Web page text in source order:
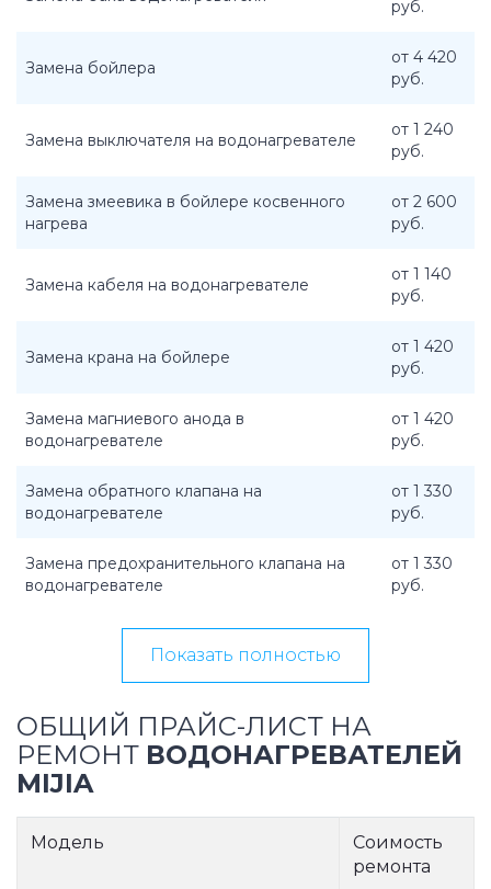
руб.
Замена бойлера
от 4 420
руб.
Замена выключателя на водонагревателе
от 1 240
руб.
Замена змеевика в бойлере косвенного
нагрева
от 2 600
руб.
Замена кабеля на водонагревателе
от 1 140
руб.
Замена крана на бойлере
от 1 420
руб.
Замена магниевого анода в
водонагревателе
от 1 420
руб.
Замена обратного клапана на
водонагревателе
от 1 330
руб.
Замена предохранительного клапана на
водонагревателе
от 1 330
руб.
Показать полностью
ОБЩИЙ ПРАЙС-ЛИСТ НА
РЕМОНТ ВОДОНАГРЕВАТЕЛЕЙ
MIJIA
Модель
Соимость
ремонта